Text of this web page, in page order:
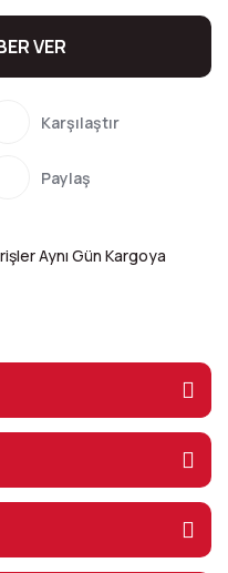
VER
Karşılaştır
Paylaş
Aynı Gün Kargoya